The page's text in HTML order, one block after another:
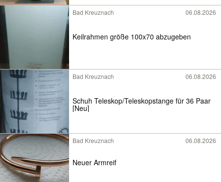
Bad Kreuznach 06.08.2026
Keilrahmen größe 100x70 abzugeben
Bad Kreuznach 06.08.2026
Schuh Teleskop/Teleskopstange für 36 Paar
[Neu]
Bad Kreuznach 06.08.2026
Neuer Armreif